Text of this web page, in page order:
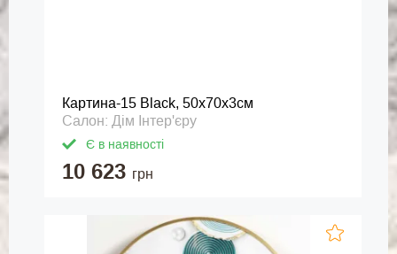
Картина-15 Black, 50х70х3см
Салон: Дім Інтер'єру
Є в наявності
10 623 грн